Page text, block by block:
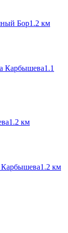
Бор1.2 км
Карбышева1.1
1.2 км
Карбышева1.2 км